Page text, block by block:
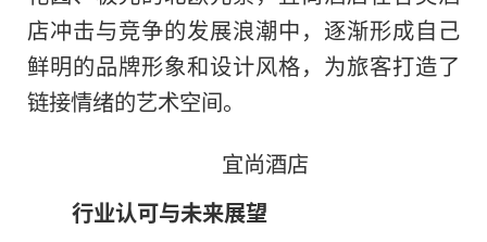
店冲击与竞争的发展浪潮中，逐渐形成自己
鲜明的品牌形象和设计风格，为旅客打造了
链接情绪的艺术空间。
宜尚酒店
行业认可与未来展望